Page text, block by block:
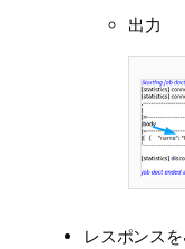
出力
レスポンス